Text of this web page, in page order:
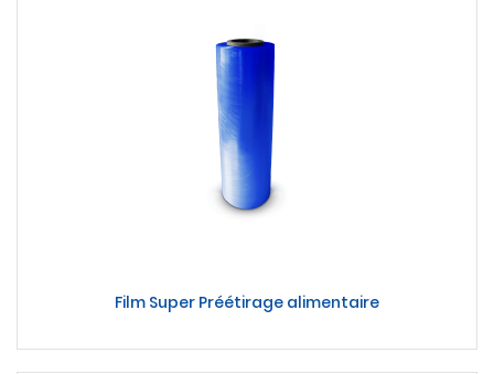
Film Super Préétirage alimentaire